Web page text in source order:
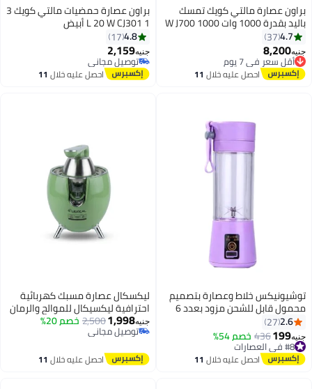
براون عصارة مالتي كويك تمسك
باليد بقدرة 1000 وات 1000 W J700
رمادي
4.7
37
جنيه8,200
أقل سعر في 7 يوم
توصيل مجاني
أقل سعر في 7 يوماحصل عليه خلال 11
براون عصارة حمضيات مالتي كويك 3
1 L 20 W CJ301 أبيض
4.8
17
جنيه2,159
توصيل مجاني
توصيل مجانياحصل عليه خلال 11
توشيونيكس خلاط وعصارة بتصميم
محمول قابل للشحن مزود بعدد 6
شفرات 380 ml 1000 W HM-03
أرجواني
2.6
27
جنيه199
436 خصم 54% #8 في العصارات
توصيل مجاني
#8 في العصارات احصل عليه خلال 11
اغسطس
ليكسكال عصارة مسبك كهربائية
احترافية ليكسيكال للموالح والرمان
650 واط - LCJ-2145
جنيه1,998
2,500خصم 20%
توصيل مجاني
توصيل مجاني
احصل عليه خلال 11
اغسطس